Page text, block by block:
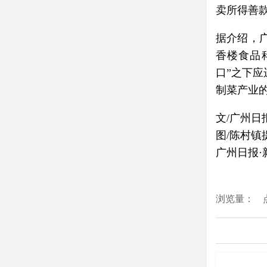
卖所得善
据介绍，
香楼食品
口”之下
制菜产业
文/广州日
图/陈村镇
广州日报
浏览量：